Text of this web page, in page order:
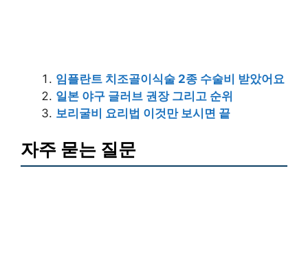
임플란트 치조골이식술 2종 수술비 받았어요
일본 야구 글러브 권장 그리고 순위
보리굴비 요리법 이것만 보시면 끝
자주 묻는 질문